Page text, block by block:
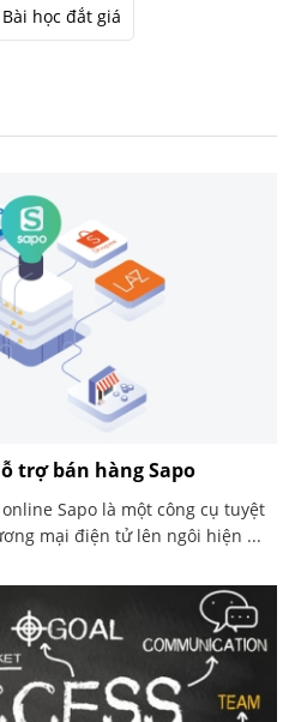
Bài học đắt giá
trợ bán hàng Sapo
Sapo là một công cụ tuyệt
mại điện tử lên ngôi hiện ...